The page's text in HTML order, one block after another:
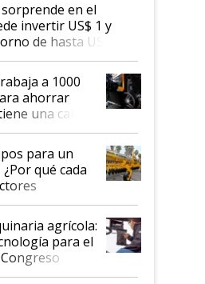
en el
invertir US$ 1 y
de hasta US$ 10
a 1000
ahorrar
una cabina
computadora:
para un
qué cada
bajo
agrícola:
para el